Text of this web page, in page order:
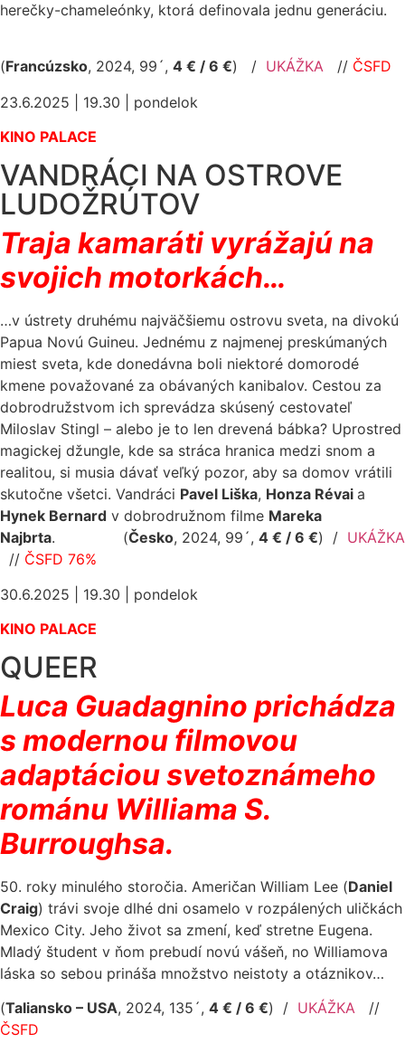
herečky-chameleónky, ktorá definovala jednu generáciu.
(Francúzsko, 2024, 99´, 4 € / 6 €) / UKÁŽKA // ČSFD
23.6.2025 | 19.30 | pondelok
KINO PALACE
VANDRÁCI NA OSTROVE
LUDOŽRÚTOV
Traja kamaráti vyrážajú na
svojich motorkách…
…v ústrety druhému najväčšiemu ostrovu sveta, na divokú
Papua Novú Guineu. Jednému z najmenej preskúmaných
miest sveta, kde donedávna boli niektoré domorodé
kmene považované za obávaných kanibalov. Cestou za
dobrodružstvom ich sprevádza skúsený cestovateľ
Miloslav Stingl – alebo je to len drevená bábka? Uprostred
magickej džungle, kde sa stráca hranica medzi snom a
realitou, si musia dávať veľký pozor, aby sa domov vrátili
skutočne všetci. Vandráci Pavel Liška, Honza Révai a
Hynek Bernard v dobrodružnom filme Mareka
Najbrta. (Česko, 2024, 99´, 4 € / 6 €) / UKÁŽKA
// ČSFD 76%
30.6.2025 | 19.30 | pondelok
KINO PALACE
QUEER
Luca Guadagnino prichádza
s modernou filmovou
adaptáciou svetoznámeho
románu Williama S.
Burroughsa.
50. roky minulého storočia. Američan William Lee (Daniel
Craig) trávi svoje dlhé dni osamelo v rozpálených uličkách
Mexico City. Jeho život sa zmení, keď stretne Eugena.
Mladý študent v ňom prebudí novú vášeň, no Williamova
láska so sebou prináša množstvo neistoty a otáznikov…
(Taliansko – USA, 2024, 135´, 4 € / 6 €) / UKÁŽKA //
ČSFD